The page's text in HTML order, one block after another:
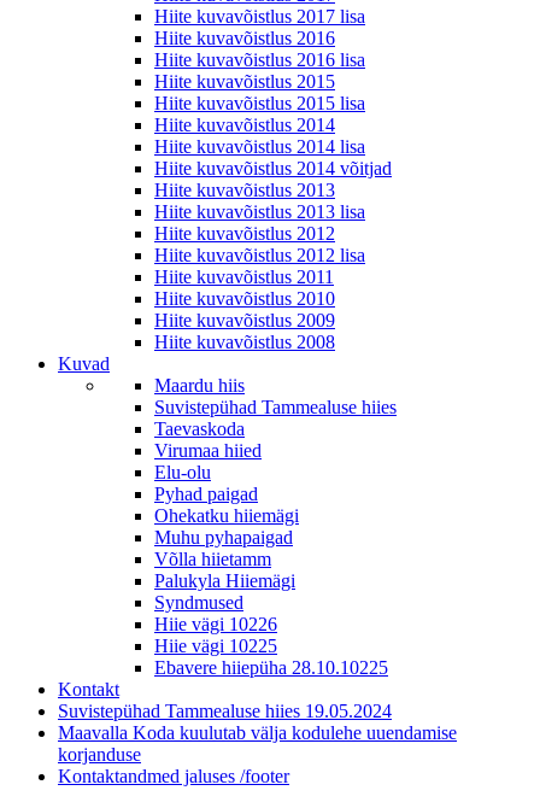
Hiite kuvavõistlus 2017 lisa
Hiite kuvavõistlus 2016
Hiite kuvavõistlus 2016 lisa
Hiite kuvavõistlus 2015
Hiite kuvavõistlus 2015 lisa
Hiite kuvavõistlus 2014
Hiite kuvavõistlus 2014 lisa
Hiite kuvavõistlus 2014 võitjad
Hiite kuvavõistlus 2013
Hiite kuvavõistlus 2013 lisa
Hiite kuvavõistlus 2012
Hiite kuvavõistlus 2012 lisa
Hiite kuvavõistlus 2011
Hiite kuvavõistlus 2010
Hiite kuvavõistlus 2009
Hiite kuvavõistlus 2008
Kuvad
Maardu hiis
Suvistepühad Tammealuse hiies
Taevaskoda
Virumaa hiied
Elu-olu
Pyhad paigad
Ohekatku hiiemägi
Muhu pyhapaigad
Võlla hiietamm
Palukyla Hiiemägi
Syndmused
Hiie vägi 10226
Hiie vägi 10225
Ebavere hiiepüha 28.10.10225
Kontakt
Suvistepühad Tammealuse hiies 19.05.2024
Maavalla Koda kuulutab välja kodulehe uuendamise
korjanduse
Kontaktandmed jaluses /footer